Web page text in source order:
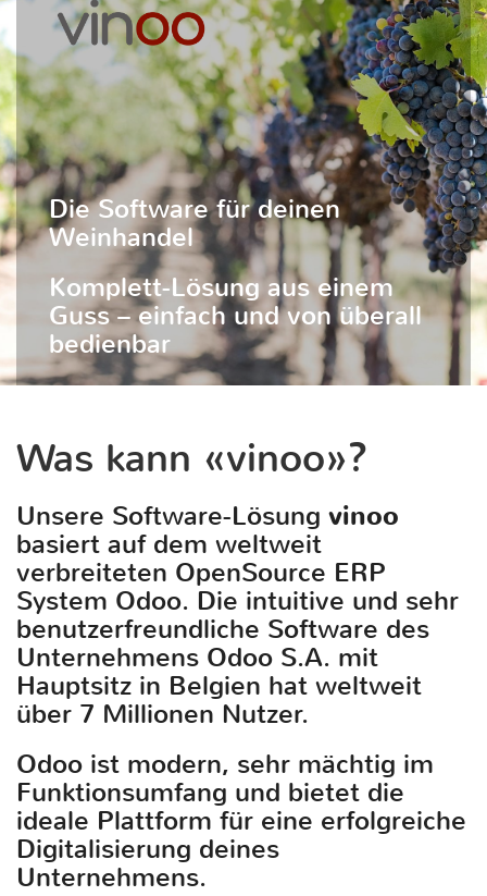
Die Software für deinen
Weinhandel
Komplett-Lösung aus einem
Guss – einfach und von überall
bedienbar
Was kann «vinoo»?
Unsere Software-Lösung vinoo
basiert auf dem weltweit
verbreiteten OpenSource ERP
System Odoo. Die intuitive und sehr
benutzerfreundliche Software des
Unternehmens Odoo S.A. mit
Hauptsitz in Belgien hat weltweit
über 7 Millionen Nutzer.
Odoo ist modern, sehr mächtig im
Funktionsumfang und bietet die
ideale Plattform für eine erfolgreiche
Digitalisierung deines
Unternehmens.